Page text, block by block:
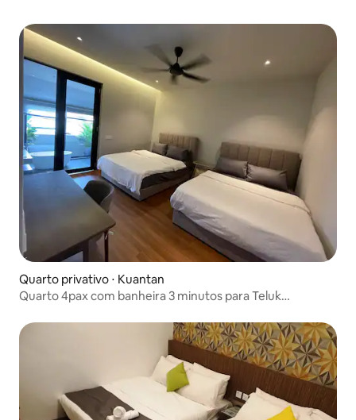
Quarto privativo ⋅ Kuantan
Quarto 4pax com banheira 3 minutos para Teluk